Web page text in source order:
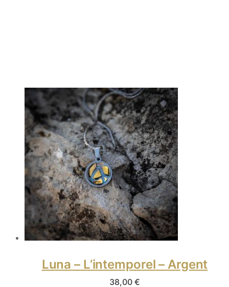
Luna – L’intemporel – Argent
38,00 €